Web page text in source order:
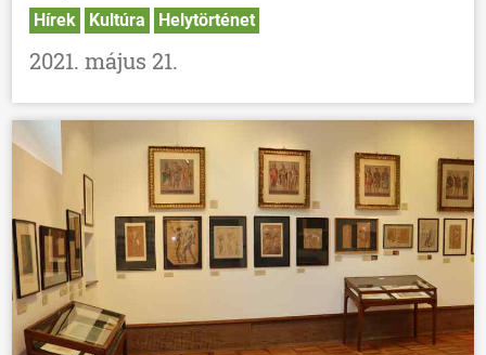
Hírek Kultúra Helytörténet
2021. május 21.